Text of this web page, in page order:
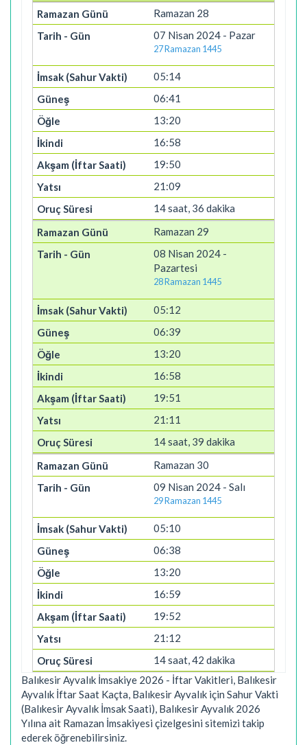
Ramazan 28
07 Nisan 2024 - Pazar
27 Ramazan 1445
05:14
06:41
13:20
16:58
19:50
21:09
14 saat, 36 dakika
Ramazan 29
08 Nisan 2024 -
Pazartesi
28 Ramazan 1445
05:12
06:39
13:20
16:58
19:51
21:11
14 saat, 39 dakika
Ramazan 30
09 Nisan 2024 - Salı
29 Ramazan 1445
05:10
06:38
13:20
16:59
19:52
21:12
14 saat, 42 dakika
Balıkesir Ayvalık İmsakiye 2026 - İftar Vakitleri, Balıkesir
Ayvalık İftar Saat Kaçta, Balıkesir Ayvalık için Sahur Vakti
(Balıkesir Ayvalık İmsak Saati), Balıkesir Ayvalık 2026
Yılına ait Ramazan İmsakiyesi çizelgesini sitemizi takip
ederek öğrenebilirsiniz.